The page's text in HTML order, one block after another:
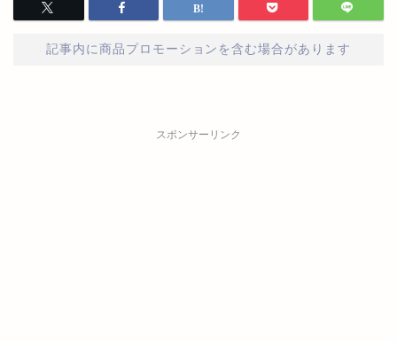
記事内に商品プロモーションを含む場合があります
スポンサーリンク